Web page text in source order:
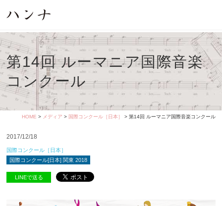
第14回 ルーマニア国際音楽
コンクール
HOME > メディア > 国際コンクール［日本］ > 第14回 ルーマニア国際音楽コンクール
2017/12/18
国際コンクール［日本］
国際コンクール[日本] 関東 2018
LINEで送る